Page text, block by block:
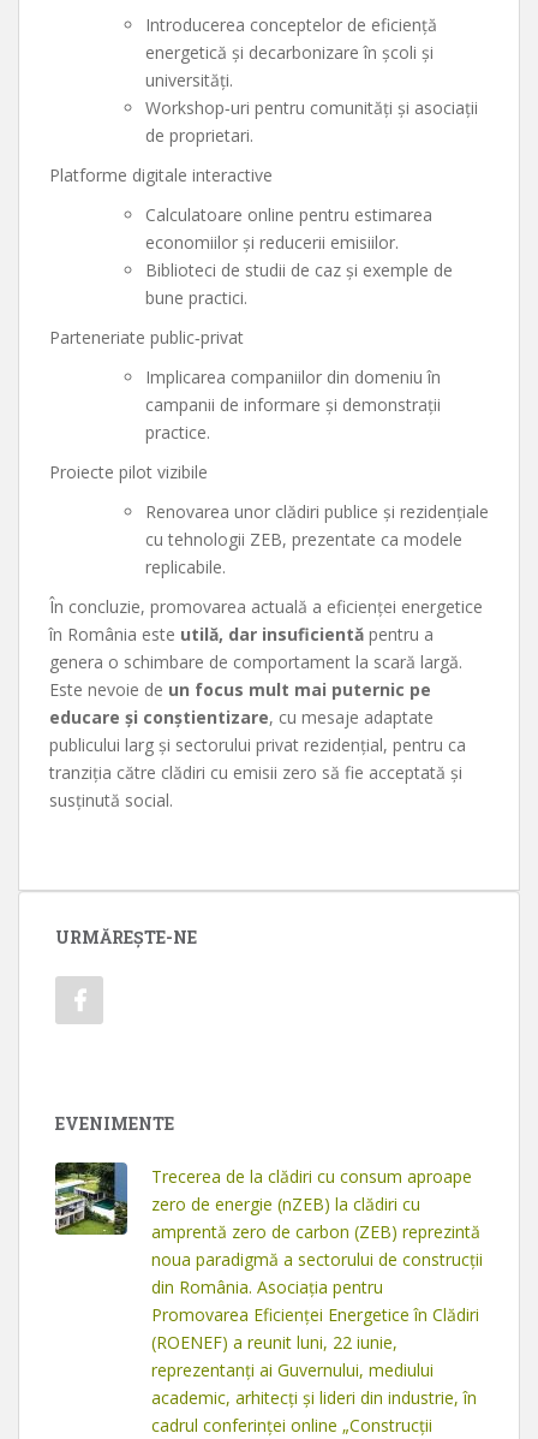
Introducerea conceptelor de eficiență
energetică și decarbonizare în școli și
universități.
Workshop‑uri pentru comunități și asociații
de proprietari.
Platforme digitale interactive
Calculatoare online pentru estimarea
economiilor și reducerii emisiilor.
Biblioteci de studii de caz și exemple de
bune practici.
Parteneriate public‑privat
Implicarea companiilor din domeniu în
campanii de informare și demonstrații
practice.
Proiecte pilot vizibile
Renovarea unor clădiri publice și rezidențiale
cu tehnologii ZEB, prezentate ca modele
replicabile.
În concluzie, promovarea actuală a eficienței energetice
în România este utilă, dar insuficientă pentru a
genera o schimbare de comportament la scară largă.
Este nevoie de un focus mult mai puternic pe
educare și conștientizare, cu mesaje adaptate
publicului larg și sectorului privat rezidențial, pentru ca
tranziția către clădiri cu emisii zero să fie acceptată și
susținută social.
URMĂREȘTE-NE
EVENIMENTE
Trecerea de la clădiri cu consum aproape
zero de energie (nZEB) la clădiri cu
amprentă zero de carbon (ZEB) reprezintă
noua paradigmă a sectorului de construcții
din România. Asociația pentru
Promovarea Eficienței Energetice în Clădiri
(ROENEF) a reunit luni, 22 iunie,
reprezentanți ai Guvernului, mediului
academic, arhitecți și lideri din industrie, în
cadrul conferinței online „Construcții